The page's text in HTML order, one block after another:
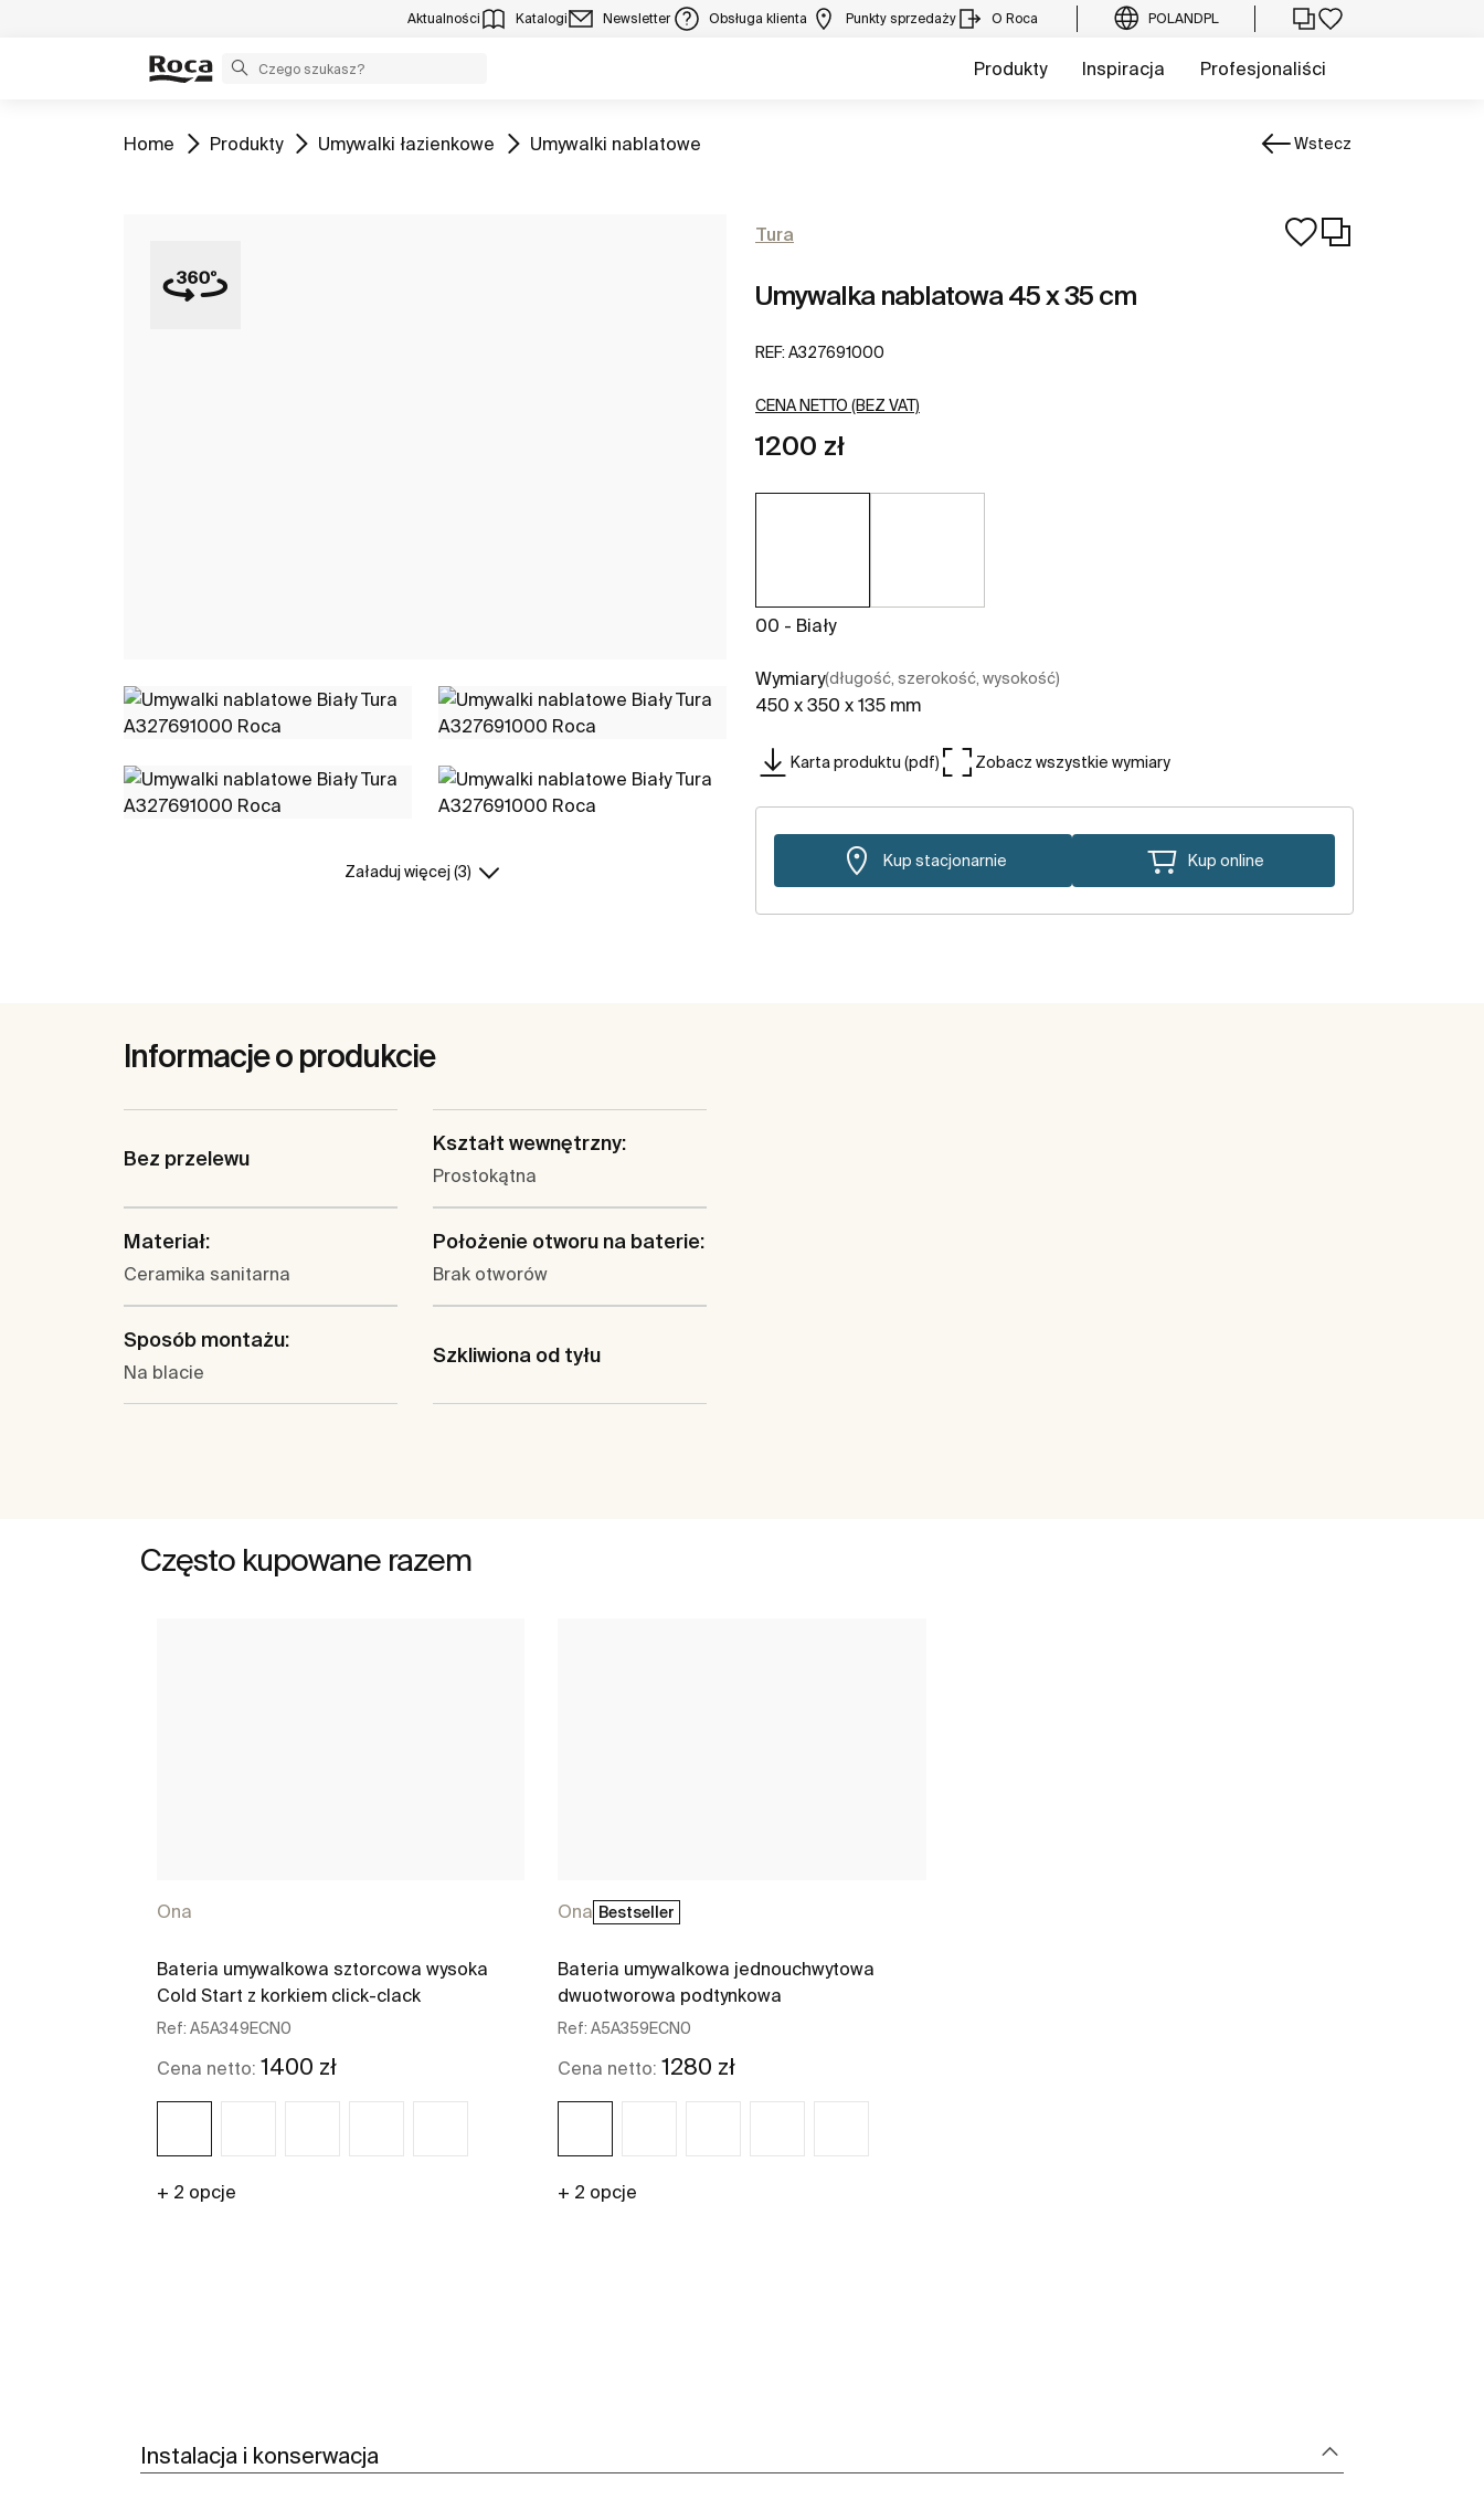
Aktualności Katalogi Newsletter Obsługa klienta Punkty sprzedaży O Roca POLANDPL
Produkty Inspiracja Profesjonaliści
Zobacz
Home Zobacz
Produkty Zobacz
Umywalki łazienkowe Zobacz
Umywalki nablatowe Wstecz
Załaduj więcej (3)
Tura
Umywalka nablatowa 45 x 35 cm
REF: A327691000
CENA NETTO (BEZ VAT)
1200 zł
00 - Biały
Wymiary(długość, szerokość, wysokość)
450 x 350 x 135 mm
Karta produktu (pdf) Zobacz wszystkie wymiary
Kup stacjonarnie Kup online
Informacje o produkcie
Bez przelewu
Kształt wewnętrzny:
Prostokątna
Materiał:
Ceramika sanitarna
Położenie otworu na baterie:
Brak otworów
Sposób montażu:
Na blacie
Szkliwiona od tyłu
Często kupowane razem
Ona
Bateria umywalkowa sztorcowa wysoka
Cold Start z korkiem click-clack
Ref: A5A349ECN0
Cena netto: 1400 zł
+ 2 opcje
Ona Bestseller
Bateria umywalkowa jednouchwytowa
dwuotworowa podtynkowa
Ref:A5A359ECN0
Cena netto:1280 zł
+ 2 opcje
Instalacja i konserwacja